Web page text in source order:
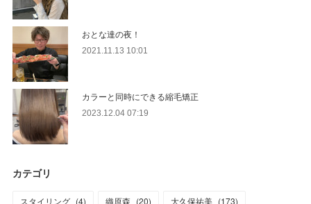
おとな達の夜！
2021.11.13 10:01
カラーと同時にできる縮毛矯正
2023.12.04 07:19
カテゴリ
スタイリング (4) 織原森 (20) 大久保祐美 (173)